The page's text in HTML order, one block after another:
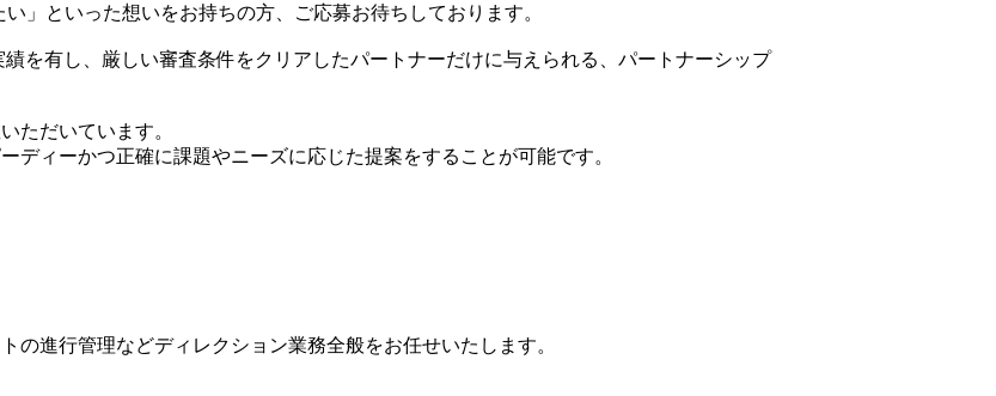
」といった想いをお持ちの方、ご応募お待ちしております。
を有し、厳しい審査条件をクリアしたパートナーだけに与えられる、パートナーシップ
ただいています。
ィーかつ正確に課題やニーズに応じた提案をすることが可能です。
の進行管理などディレクション業務全般をお任せいたします。